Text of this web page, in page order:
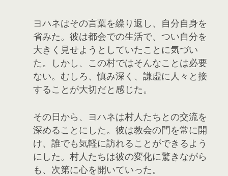
ヨハネはその言葉を繰り返し、自分自身を
省みた。彼は都会での生活で、つい自分を
大きく見せようとしていたことに気づい
た。しかし、この村ではそんなことは必要
ない。むしろ、慎み深く、謙虚に人々と接
することが大切だと感じた。
その日から、ヨハネは村人たちとの交流を
深めることにした。彼は教会の門を常に開
け、誰でも気軽に訪れることができるよう
にした。村人たちは彼の変化に驚きながら
も、次第に心を開いていった。